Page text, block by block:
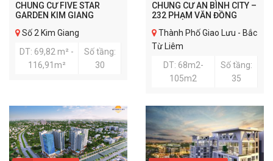
CHUNG CƯ FIVE STAR
GARDEN KIM GIANG
Số 2 Kim Giang
DT: 69,82 m² -
116,91m²
Số tầng:
30
CHUNG CƯ AN BÌNH CITY –
232 PHẠM VĂN ĐỒNG
Thành Phố Giao Lưu - Bắc
Từ Liêm
DT: 68m2-
105m2
Số tầng:
35